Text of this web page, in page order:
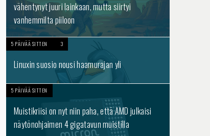
vähentynyt juuri lainkaan, mutta siirtyi
vanhemmilta piiloon
5 PÄIVÄÄ SITTEN 3
Linuxin suosio nousi haamurajan yli
5 PÄIVÄÄ SITTEN
Muistikriisi on nyt niin paha, että AMD julkaisi
näytönohjaimen 4 gigatavun muistilla